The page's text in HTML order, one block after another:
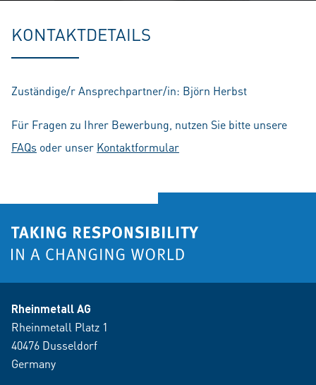
KONTAKTDETAILS
Zuständige/r Ansprechpartner/in: Björn Herbst
Für Fragen zu Ihrer Bewerbung, nutzen Sie bitte unsere
FAQs oder unser Kontaktformular
Rheinmetall AG
Rheinmetall Platz 1
40476 Dusseldorf
Germany